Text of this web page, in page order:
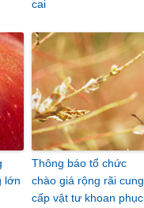
cai
lớn
Thông báo tổ chức
chào giá rộng rãi cung
cấp vật tư khoan phục